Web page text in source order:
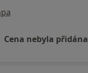
Cena nebyla přidána